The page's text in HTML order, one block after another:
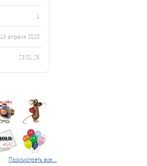
1
13 апреля 2010
23:01:26
Просмотреть все...